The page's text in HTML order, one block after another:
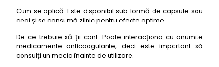
Cum se aplică: Este disponibil sub formă de capsule sau
ceai și se consumă zilnic pentru efecte optime.
De ce trebuie să ții cont: Poate interacționa cu anumite
medicamente anticoagulante, deci este important să
consulți un medic înainte de utilizare.